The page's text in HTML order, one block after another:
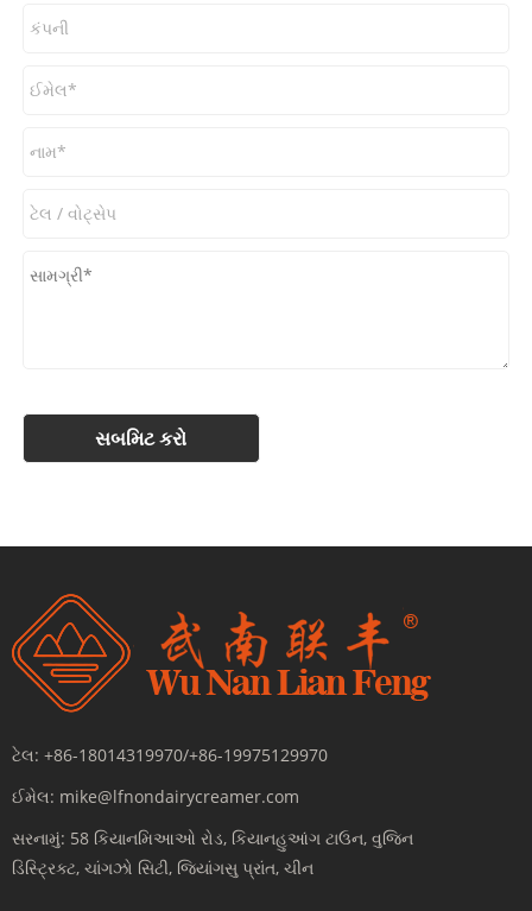
ટેલ: +86-18014319970/+86-19975129970
ઈમેલ: mike@lfnondairycreamer.com
સરનામું: 58 કિયાનમિઆઓ રોડ, કિયાનહુઆંગ ટાઉન, વુજિન
ડિસ્ટ્રિક્ટ, ચાંગઝો સિટી, જિયાંગસુ પ્રાંત, ચીન